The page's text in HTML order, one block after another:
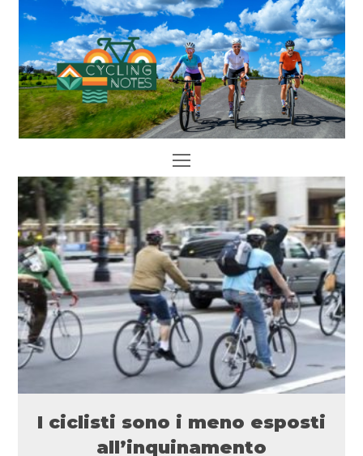
Open
Mobile
Menu
I ciclisti sono i meno esposti
all’inquinamento